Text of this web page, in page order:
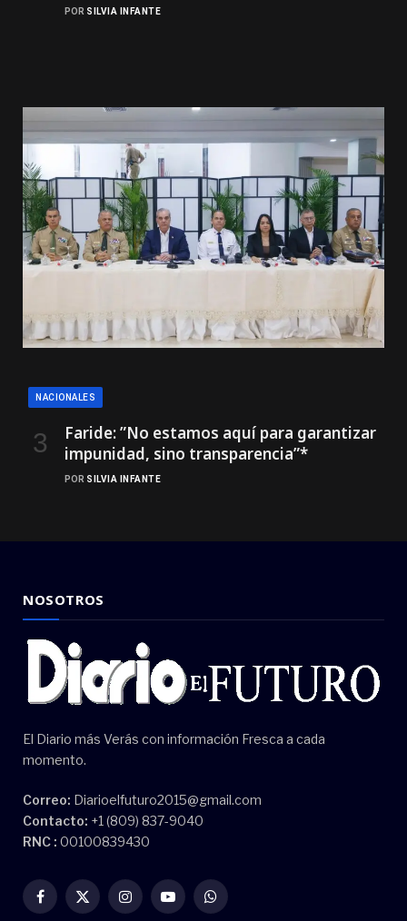
POR SILVIA INFANTE
NACIONALES
Faride: ”No estamos aquí para garantizar
impunidad, sino transparencia”*
POR SILVIA INFANTE
NOSOTROS
El Diario más Verás con información Fresca a cada
momento.
Correo: Diarioelfuturo2015@gmail.com
Contacto: +1 (809) 837-9040
RNC : 00100839430
Facebook
X
InstagramYouTubeWhatsApp